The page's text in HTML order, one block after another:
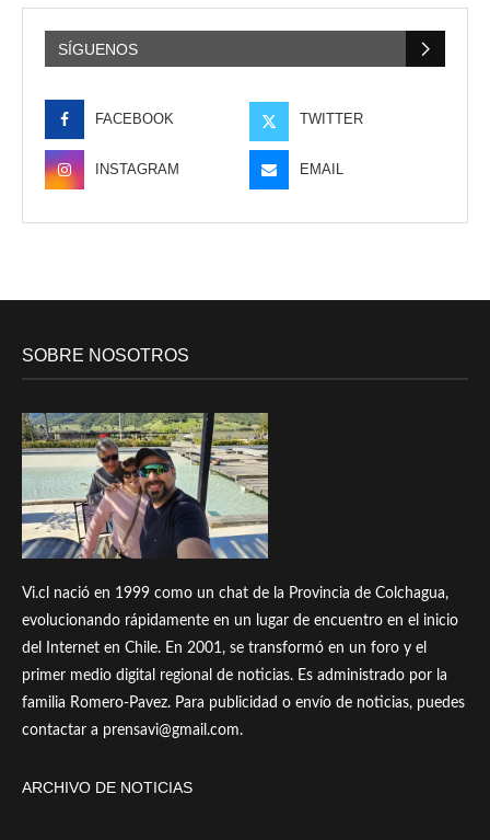
SÍGUENOS
FACEBOOK TWITTER
INSTAGRAM EMAIL
SOBRE NOSOTROS
Vi.cl nació en 1999 como un chat de la Provincia de Colchagua,
evolucionando rápidamente en un lugar de encuentro en el inicio
del Internet en Chile. En 2001, se transformó en un foro y el
primer medio digital regional de noticias. Es administrado por la
familia Romero-Pavez. Para publicidad o envío de noticias, puedes
contactar a prensavi@gmail.com.
ARCHIVO DE NOTICIAS